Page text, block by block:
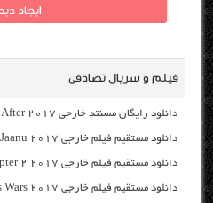
فیلم و سریال تصادفی
دانلود رایگان مسنتد خارجی Britney Ever After 2017 با لینک مستقیم
دانلود مستقیم فیلم خارجی OK Jaanu 2017 از سرور سایت
دانلود مستقیم فیلم خارجی John Wick: Chapter 2 2017 از سرور سایت
دانلود مستقیم فیلم خارجی Cross Wars 2017 از سرور سایت